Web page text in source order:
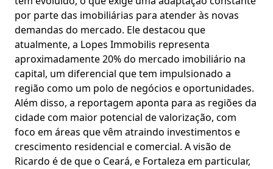
por parte das imobiliárias para atender às novas
demandas do mercado. Ele destacou que
atualmente, a Lopes Immobilis representa
aproximadamente 20% do mercado imobiliário na
capital, um diferencial que tem impulsionado a
região como um polo de negócios e oportunidades.
Além disso, a reportagem aponta para as regiões da
cidade com maior potencial de valorização, com
foco em áreas que vêm atraindo investimentos e
crescimento residencial e comercial. A visão de
Ricardo é de que o Ceará, e Fortaleza em particular,